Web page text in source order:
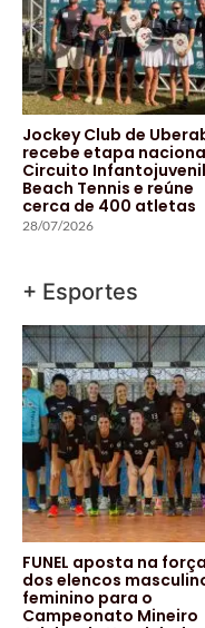
Jockey Club de
recebe etapa
Circuito
Beach Tennis e reúne
cerca de 400 atletas
28/07/2026
+ Esportes
FUNEL aposta na força
dos elencos
feminino para o
Campeonato Mineiro